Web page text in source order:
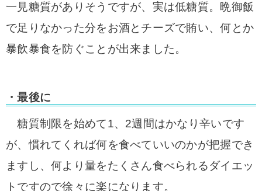
一見糖質がありそうですが、実は低糖質。晩御飯
で足りなかった分をお酒とチーズで賄い、何とか
暴飲暴食を防ぐことが出来ました。
・最後に
糖質制限を始めて1、2週間はかなり辛いです
が、慣れてくれば何を食べていいのかが把握でき
ますし、何より量をたくさん食べられるダイエッ
トですので徐々に楽になります。